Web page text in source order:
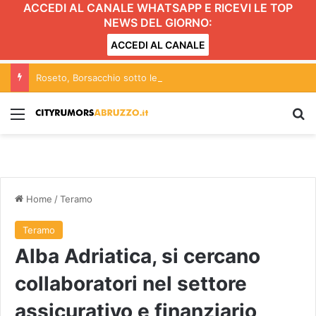
ACCEDI AL CANALE WHATSAPP E RICEVI LE TOP
NEWS DEL GIORNO:
ACCEDI AL CANALE
Menu
Home /Teramo
Teramo
Alba Adriatica, si cercano
collaboratori nel settore